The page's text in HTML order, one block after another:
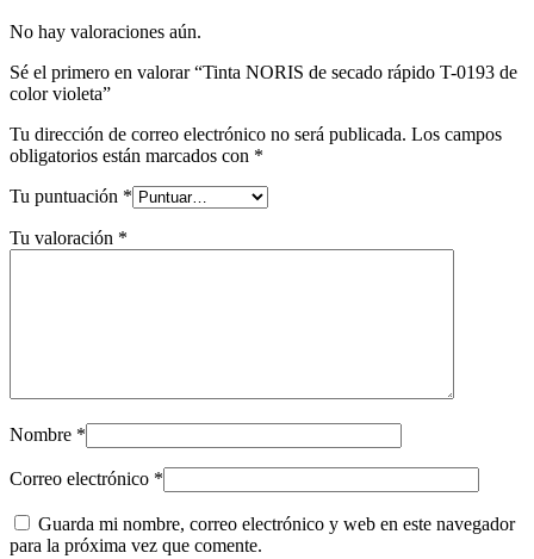
No hay valoraciones aún.
Sé el primero en valorar “Tinta NORIS de secado rápido T-0193 de
color violeta”
Tu dirección de correo electrónico no será publicada. Los campos
obligatorios están marcados con *
Tu puntuación *
Tu valoración *
Nombre *
Correo electrónico *
Guarda mi nombre, correo electrónico y web en este navegador
para la próxima vez que comente.